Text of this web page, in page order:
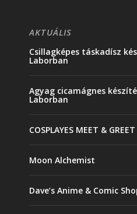
AKTUÁLIS
Csillagképes táskadísz
Laborban
Agyag cicamágnes
Laborban
COSPLAYES MEET & GREET
Moon Alchemist
Dave’s Anime & Comic